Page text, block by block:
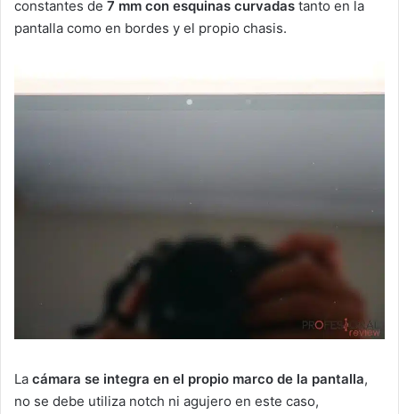
constantes de 7 mm con esquinas curvadas tanto en la
pantalla como en bordes y el propio chasis.
La cámara se integra en el propio marco de la pantalla,
no se debe utiliza notch ni agujero en este caso,